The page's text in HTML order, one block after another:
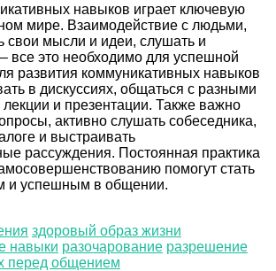
навыков играет ключевую
мире. Взаимодействие с людьми,
свои мысли и идеи, слушать и
все это необходимо для успешной
развития коммуникативных навыков
в дискуссиях, общаться с разными
и презентации. Также важно
активно слушать собеседника,
и выстраивать
рассуждения. Постоянная практика
помогут стать
и успешным в общении.
здоровый образ жизни
навыки разочарование разрешение
перед общением